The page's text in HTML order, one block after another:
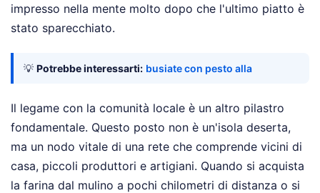
impresso nella mente molto dopo che l'ultimo piatto è
stato sparecchiato.
💡 Potrebbe interessarti: busiate con pesto alla
Il legame con la comunità locale è un altro pilastro
fondamentale. Questo posto non è un'isola deserta,
ma un nodo vitale di una rete che comprende vicini di
casa, piccoli produttori e artigiani. Quando si acquista
la farina dal mulino a pochi chilometri di distanza o si